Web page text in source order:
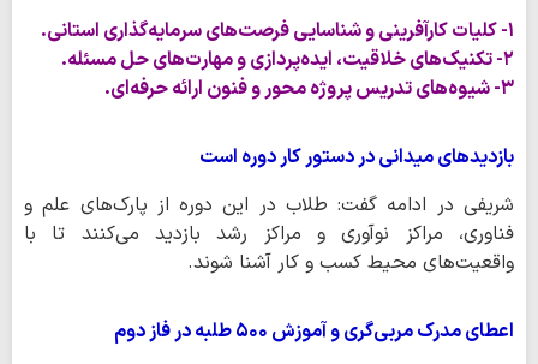
۱- کلیات کارآفرینی و شناسایی فرصت‌های سرمایه‌گذاری استانی.
۲- تکنیک‌های خلاقیت، ایده‌پردازی و مهارت‌های حل مسئله.
۳- شیوه‌های تدریس پروژه محور و فنون ارائه حرفه‌ای.
بازدیدهای میدانی در دستور کار دوره است
شریفی در ادامه گفت: طلاب در این دوره از پارک‌های علم و
فناوری، مراکز نوآوری و مراکز رشد بازدید می‌کنند تا با
واقعیت‌های محیط کسب‌ و کار آشنا شوند.
اعطای مدرک مربی‌گری و آموزش ۵۰۰ طلبه در فاز دوم